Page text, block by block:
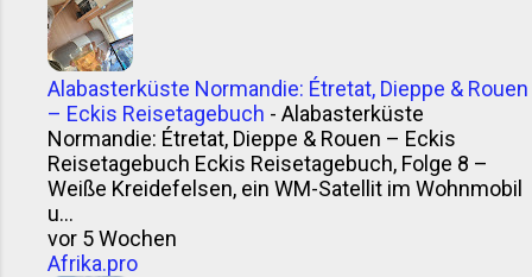
Alabasterküste Normandie: Étretat, Dieppe & Rouen
– Eckis Reisetagebuch - Alabasterküste
Normandie: Étretat, Dieppe & Rouen – Eckis
Reisetagebuch Eckis Reisetagebuch, Folge 8 –
Weiße Kreidefelsen, ein WM-Satellit im Wohnmobil
u...
vor 5 Wochen
Afrika.pro